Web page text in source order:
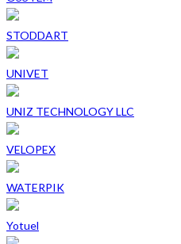
STODDART
UNIVET
UNIZ TECHNOLOGY LLC
VELOPEX
WATERPIK
Yotuel